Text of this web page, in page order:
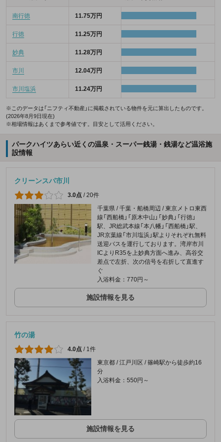
南行徳 11.75万円
行徳 11.25万円
妙典 11.28万円
市川 12.04万円
市川塩浜 11.24万円
※このデータは「ニフティ不動産」に掲載されている物件を元に算出したものです。
(2026年8月9日現在)
※相場情報はあくまで参考値です。目安として活用ください。
パークハイツあらい近くの温泉・スーパー銭湯・銭湯など温浴施
設情報
クリーンスパ市川
3.0点 /20件
千葉県 / 千葉・船橋周辺 / 東京メトロ東西
線「西船橋」「原木中山」「妙典」「行徳」
駅、JR総武本線「本八幡」「西船橋」駅、
JR京葉線「市川塩浜」駅よりそれぞれ無料
送迎バスを運行しております。湾岸市川
ICよりR35を上妙典方面へ進み、高谷交
差点で左折、次の信号を右折して直進す
ぐ
入浴料金：770円～
施設情報を見る
竹の湯
4.0点 / 1件
東京都 / 江戸川区 / 篠崎駅から徒歩約16
分
入浴料金：550円～
施設情報を見る